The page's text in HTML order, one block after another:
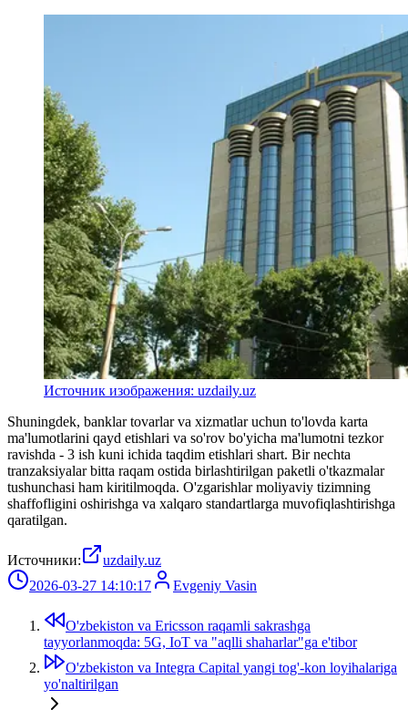
Источник изображения: uzdaily.uz
Shuningdek, banklar tovarlar va xizmatlar uchun to'lovda karta
ma'lumotlarini qayd etishlari va so'rov bo'yicha ma'lumotni tezkor
ravishda - 3 ish kuni ichida taqdim etishlari shart. Bir nechta
tranzaksiyalar bitta raqam ostida birlashtirilgan paketli o'tkazmalar
tushunchasi ham kiritilmoqda. O'zgarishlar moliyaviy tizimning
shaffofligini oshirishga va xalqaro standartlarga muvofiqlashtirishga
qaratilgan.
Источники:
uzdaily.uz
2026-03-27 14:10:17
Evgeniy Vasin
O'zbekiston va Ericsson raqamli sakrashga
tayyorlanmoqda: 5G, IoT va "aqlli shaharlar"ga e'tibor
O'zbekiston va Integra Capital yangi tog'-kon loyihalariga
yo'naltirilgan